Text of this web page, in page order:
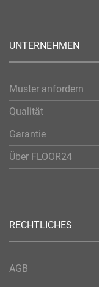
UNTERNEHMEN
Muster anfordern
Qualität
Garantie
Über FLOOR24
RECHTLICHES
AGB